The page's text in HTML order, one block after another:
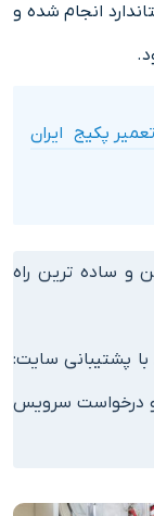
انجام شده و
تعمیر پکیج ایران
و ساده ترین راه
پشتیبانی سایت:
درخواست سرویس